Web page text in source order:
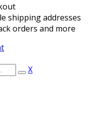
shipping addresses
orders and more
X